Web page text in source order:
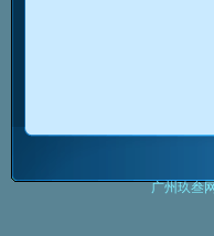
广州玖叁